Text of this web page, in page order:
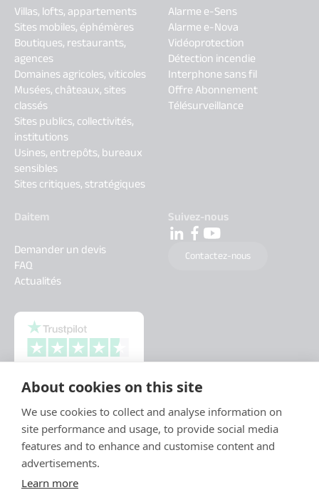
About cookies on this site
We use cookies to collect and analyse information on
site performance and usage, to provide social media
features and to enhance and customise content and
advertisements.
Learn more
Villas, lofts, appartements
Sites mobiles, éphémères
Boutiques, restaurants,
agences
Domaines agricoles, viticoles
Musées, châteaux, sites
classés
Sites publics, collectivités,
institutions
Usines, entrepôts, bureaux
sensibles
Sites critiques, stratégiques
Alarme e-Sens
Alarme e-Nova
Vidéoprotection
Détection incendie
Interphone sans fil
Offre Abonnement
Télésurveillance
Daitem
Demander un devis
FAQ
Actualités
Suivez-nous
Contactez-nous